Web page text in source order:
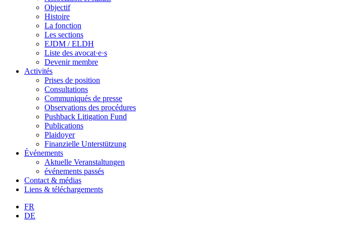
Objectif
Histoire
La fonction
Les sections
EJDM / ELDH
Liste des avocat·e·s
Devenir membre
Activités
Prises de position
Consultations
Communiqués de presse
Observations des procédures
Pushback Litigation Fund
Publications
Plaidoyer
Finanzielle Unterstützung
Événements
Aktuelle Veranstaltungen
événements passés
Contact & médias
Liens & téléchargements
FR
DE